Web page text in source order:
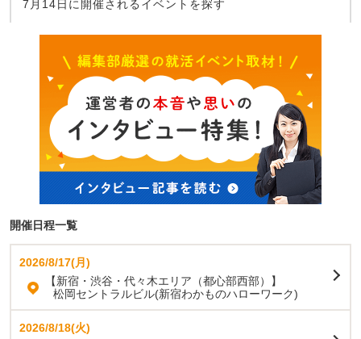
7月14日に開催されるイベントを探す
開催日程一覧
2026/8/17(月)
【新宿・渋谷・代々木エリア（都心部西部）】
松岡セントラルビル(新宿わかものハローワーク)
2026/8/18(火)